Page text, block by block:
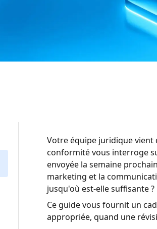
Votre équipe juridique
conformité vous interroge
envoyée la semaine
marketing et la
jusqu'où est-elle suffisante ?
Ce guide vous fournit un
appropriée, quand une